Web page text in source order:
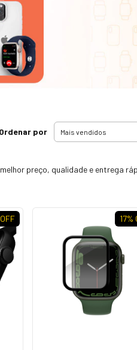
Ordenar por
preço, qualidade e entrega
17%